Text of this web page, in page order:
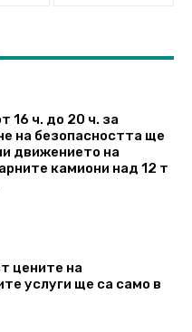
16 ч. до 20 ч. за
на безопасността ще
движението на
камиони над 12 т
цените на
услуги ще са само в